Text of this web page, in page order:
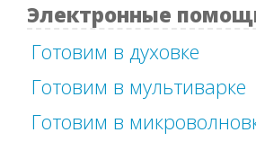
Электронные
Готовим в духовке
Готовим в мультиварке
Готовим в